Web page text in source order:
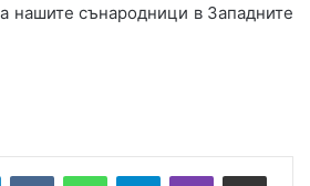
нашите сънародници в Западните
Telegram